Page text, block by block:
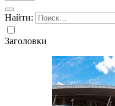
Найти:
Заголовки